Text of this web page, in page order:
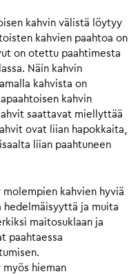
kahvin välistä löytyy
kahvien paahtoa on
on otettu paahtimesta
Näin kahvin
kahvista on
kahvin
saattavat miellyttää
ovat liian hapokkaita,
liian paahtuneen
kahvien hyviä
hedelmäisyyttä ja muita
maitosuklaan ja
paahtaessa
hieman